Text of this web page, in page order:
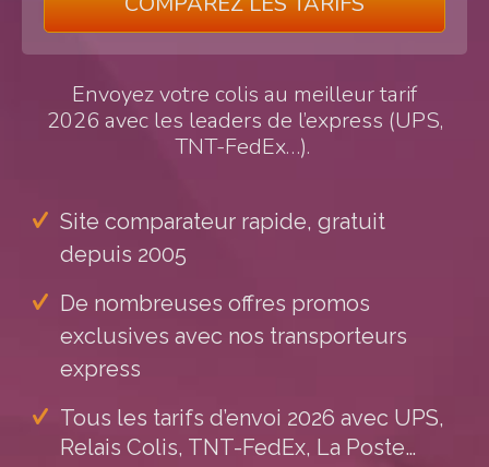
Envoyez votre colis au meilleur tarif
2026 avec les leaders de l’express (UPS,
TNT-FedEx…).
Site comparateur rapide, gratuit
depuis 2005
De nombreuses offres promos
exclusives avec nos transporteurs
express
Tous les tarifs d’envoi 2026 avec UPS,
Relais Colis, TNT-FedEx, La Poste…